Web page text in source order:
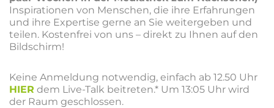
Inspirationen von Menschen, die ihre Erfahrungen
und ihre Expertise gerne an Sie weitergeben und
teilen. Kostenfrei von uns – direkt zu Ihnen auf den
Bildschirm!
Keine Anmeldung notwendig, einfach ab 12.50 Uhr
HIER dem Live-Talk beitreten.* Um 13:05 Uhr wird
der Raum geschlossen.